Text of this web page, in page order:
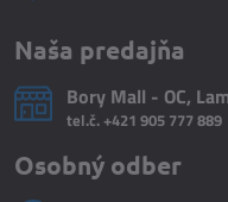
Naša predajňa
Bory Mall - OC,
tel.č.+421 905 777 889
Osobný odber